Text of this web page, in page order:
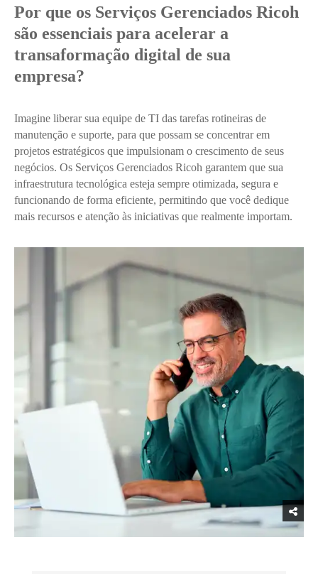
Por que os Serviços Gerenciados Ricoh
são essenciais para acelerar a
transaformação digital de sua
empresa?
Imagine liberar sua equipe de TI das tarefas rotineiras de
manutenção e suporte, para que possam se concentrar em
projetos estratégicos que impulsionam o crescimento de seus
negócios. Os Serviços Gerenciados Ricoh garantem que sua
infraestrutura tecnológica esteja sempre otimizada, segura e
funcionando de forma eficiente, permitindo que você dedique
mais recursos e atenção às iniciativas que realmente importam.